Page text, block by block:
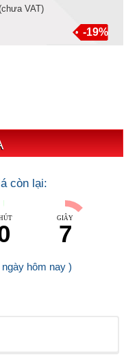
chưa VAT)
-19%
còn lại:
GIÂY
6
hôm nay )